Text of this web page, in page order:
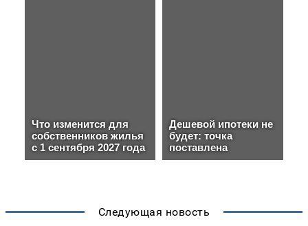
Следующая новость